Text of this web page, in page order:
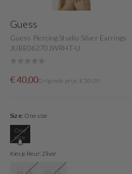
Guess
Guess Piercing Studio Silver Earrings
JUBE06270JWRHT-U
Sale
€ 40,00
OrigineleOriginele prijs: € 50,00
Size: One size
One
sizeVariant
sold
out
or
unavailable
Kies je kleur: Zilver